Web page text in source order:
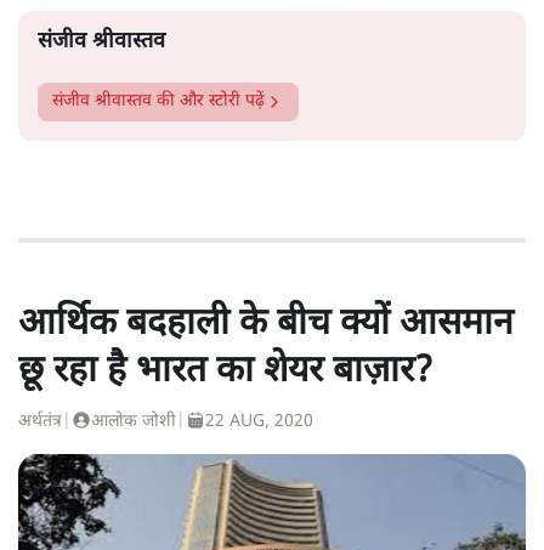
संजीव श्रीवास्तव
संजीव श्रीवास्तव की और स्टोरी पढ़ें
आर्थिक बदहाली के बीच क्यों आसमान
छू रहा है भारत का शेयर बाज़ार?
अर्थतंत्र आलोक जोशी 22 AUG, 2020